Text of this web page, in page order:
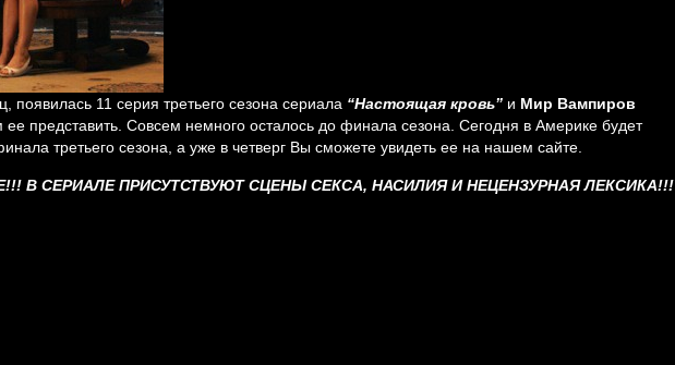
появилась 11 серия третьего сезона сериала “Настоящая кровь” и Мир Вампиров
представить. Совсем немного осталось до финала сезона. Сегодня в Америке будет
третьего сезона, а уже в четверг Вы сможете увидеть ее на нашем сайте.
В СЕРИАЛЕ ПРИСУТСТВУЮТ СЦЕНЫ СЕКСА, НАСИЛИЯ И НЕЦЕНЗУРНАЯ ЛЕКСИКА!!!